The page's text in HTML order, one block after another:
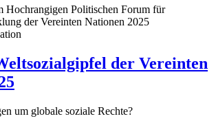
Hochrangigen Politischen Forum für
der Vereinten Nationen 2025
der Vereinten
um globale soziale Rechte?